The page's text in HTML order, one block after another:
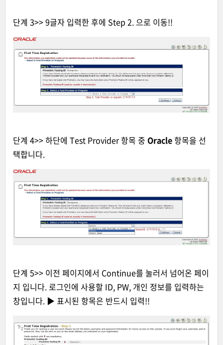
단계 3>> 9글자 입력한 후에 Step 2. 으로 이동!!
단계 4>> 하단에 Test Provider 항목 중 Oracle 항목을 선
택합니다.
단계 5>> 이전 페이지에서 Continue를 눌러서 넘어온 페이
지 입니다. 로그인에 사용할 ID, PW, 개인 정보를 입력하는
창입니다. ▶ 표시된 항목은 반드시 입력!!